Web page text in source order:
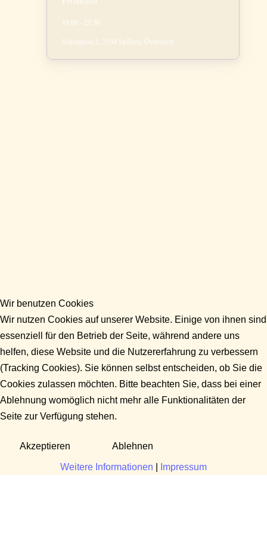
19:00 - 21:30
Schulgasse 1, 2104 Spillern, Österreich
Wir benutzen Cookies
Wir nutzen Cookies auf unserer Website. Einige von ihnen sind
essenziell für den Betrieb der Seite, während andere uns
helfen, diese Website und die Nutzererfahrung zu verbessern
(Tracking Cookies). Sie können selbst entscheiden, ob Sie die
Cookies zulassen möchten. Bitte beachten Sie, dass bei einer
Ablehnung womöglich nicht mehr alle Funktionalitäten der
Seite zur Verfügung stehen.
Akzeptieren Ablehnen
Weitere Informationen Impressum